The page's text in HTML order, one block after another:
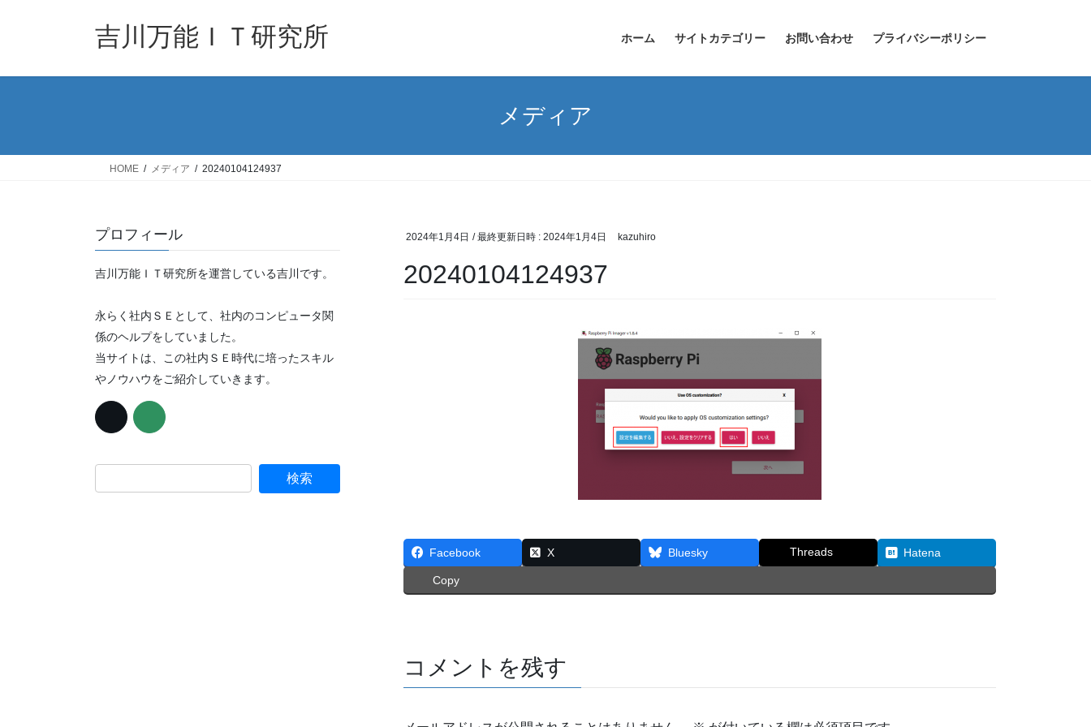
吉川万能ＩＴ研究所 ホーム サイトカテゴリー お問い合わせ プライバシーポリシー
メディア
HOME メディア 20240104124937
2024年1月4日 / 最終更新日時 : 2024年1月4日 kazuhiro
20240104124937
Facebook X Bluesky Threads Hatena
Copy
コメントを残す
プロフィール
吉川万能ＩＴ研究所を運営している吉川です。
永らく社内ＳＥとして、社内のコンピュータ関
係のヘルプをしていました。
当サイトは、この社内ＳＥ時代に培ったスキル
やノウハウをご紹介していきます。